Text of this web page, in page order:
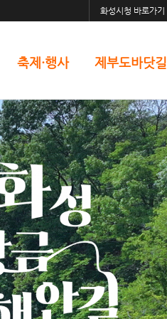
화성시청 바로가기
축제·행사 제부도바닷길